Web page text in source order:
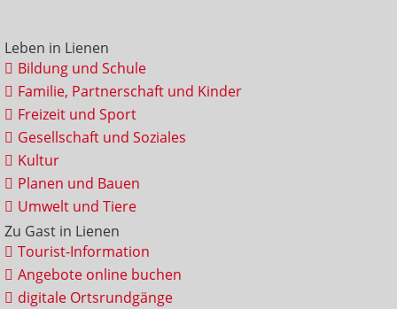
Leben in Lienen
Bildung und Schule
Familie, Partnerschaft und Kinder
Freizeit und Sport
Gesellschaft und Soziales
Kultur
Planen und Bauen
Umwelt und Tiere
Zu Gast in Lienen
Tourist-Information
Angebote online buchen
digitale Ortsrundgänge